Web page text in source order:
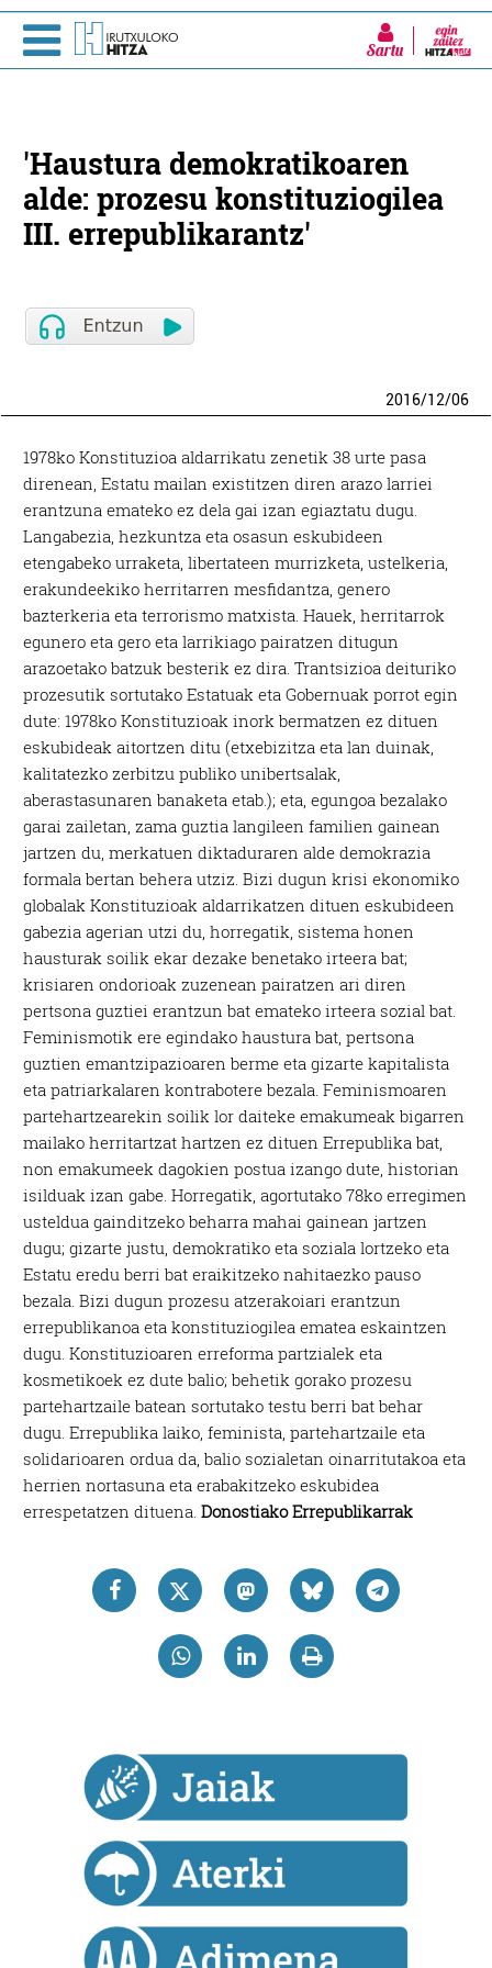
Sartu
'Haustura demokratikoaren
alde: prozesu konstituziogilea
III. errepublikarantz'
2016/12/06
1978ko Konstituzioa aldarrikatu zenetik 38 urte pasa
direnean, Estatu mailan existitzen diren arazo larriei
erantzuna emateko ez dela gai izan egiaztatu dugu.
Langabezia, hezkuntza eta osasun eskubideen
etengabeko urraketa, libertateen murrizketa, ustelkeria,
erakundeekiko herritarren mesfidantza, genero
bazterkeria eta terrorismo matxista. Hauek, herritarrok
egunero eta gero eta larrikiago pairatzen ditugun
arazoetako batzuk besterik ez dira. Trantsizioa deituriko
prozesutik sortutako Estatuak eta Gobernuak porrot egin
dute: 1978ko Konstituzioak inork bermatzen ez dituen
eskubideak aitortzen ditu (etxebizitza eta lan duinak,
kalitatezko zerbitzu publiko unibertsalak,
aberastasunaren banaketa etab.); eta, egungoa bezalako
garai zailetan, zama guztia langileen familien gainean
jartzen du, merkatuen diktaduraren alde demokrazia
formala bertan behera utziz. Bizi dugun krisi ekonomiko
globalak Konstituzioak aldarrikatzen dituen eskubideen
gabezia agerian utzi du, horregatik, sistema honen
hausturak soilik ekar dezake benetako irteera bat;
krisiaren ondorioak zuzenean pairatzen ari diren
pertsona guztiei erantzun bat emateko irteera sozial bat.
Feminismotik ere egindako haustura bat, pertsona
guztien emantzipazioaren berme eta gizarte kapitalista
eta patriarkalaren kontrabotere bezala. Feminismoaren
partehartzearekin soilik lor daiteke emakumeak bigarren
mailako herritartzat hartzen ez dituen Errepublika bat,
non emakumeek dagokien postua izango dute, historian
isilduak izan gabe. Horregatik, agortutako 78ko erregimen
usteldua gainditzeko beharra mahai gainean jartzen
dugu; gizarte justu, demokratiko eta soziala lortzeko eta
Estatu eredu berri bat eraikitzeko nahitaezko pauso
bezala. Bizi dugun prozesu atzerakoiari erantzun
errepublikanoa eta konstituziogilea ematea eskaintzen
dugu. Konstituzioaren erreforma partzialek eta
kosmetikoek ez dute balio; behetik gorako prozesu
partehartzaile batean sortutako testu berri bat behar
dugu. Errepublika laiko, feminista, partehartzaile eta
solidarioaren ordua da, balio sozialetan oinarritutakoa eta
herrien nortasuna eta erabakitzeko eskubidea
errespetatzen dituena.Donostiako Errepublikarrak